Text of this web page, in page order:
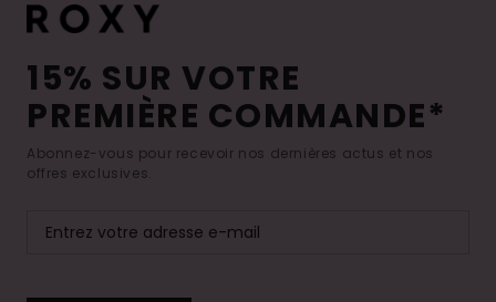
15% SUR VOTRE
PREMIÈRE COMMANDE*
Abonnez-vous pour recevoir nos dernières actus et nos
offres exclusives.